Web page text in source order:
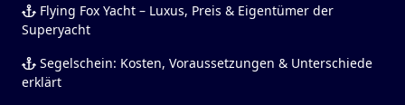
Flying Fox Yacht – Luxus, Preis & Eigentümer der
Superyacht
Segelschein: Kosten, Voraussetzungen & Unterschiede
erklärt